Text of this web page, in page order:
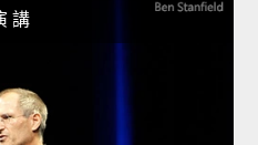
講